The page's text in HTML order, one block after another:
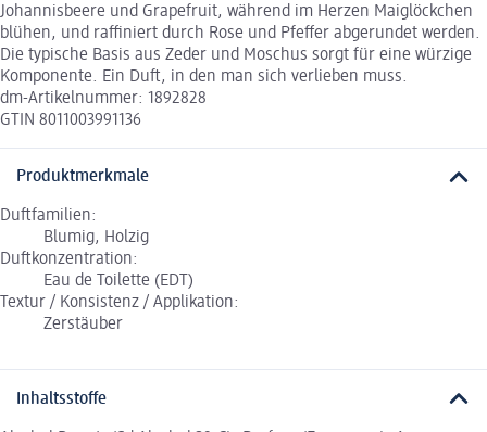
Johannisbeere und Grapefruit, während im Herzen Maiglöckchen
blühen, und raffiniert durch Rose und Pfeffer abgerundet werden.
Die typische Basis aus Zeder und Moschus sorgt für eine würzige
Komponente. Ein Duft, in den man sich verlieben muss.
dm-Artikelnummer: 1892828
GTIN 8011003991136
Produktmerkmale
Duftfamilien:
Blumig, Holzig
Duftkonzentration:
Eau de Toilette (EDT)
Textur / Konsistenz / Applikation:
Zerstäuber
Inhaltsstoffe